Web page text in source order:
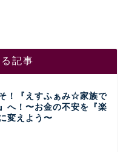
記事
！『えすふぁみ☆家族で
へ！〜お金の不安を『楽
変えよう〜